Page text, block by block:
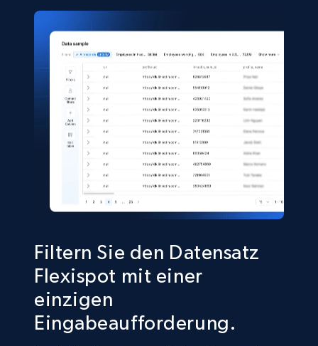
5.4K+
Shein- Products
Product name, Description, Initial price, Final
price, Currency, In stock, Color, Size, and more.
eCommerce
Amazon sellers info
Seller id, URL, Seller name, Description, Detailed
info, Stars, Feedbacks, Return policy, and more.
Filtern Sie den Datensatz
Flexispot mit einer
einzigen
Eingabeaufforderung.